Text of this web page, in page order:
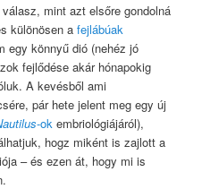
mint azt elsőre gondolná
különösen afejlábúak
egy könnyű dió (nehéz jó
fejlődése akár hónapokig
A kevésből ami
pár hete jelent meg egy új
-ok embriológiájáról),
hogz miként is zajlott a
– és ezen át, hogy mi is